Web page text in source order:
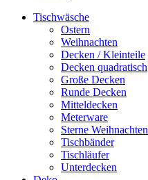
Tischwäsche
Ostern
Weihnachten
Decken / Kleinteile
Decken quadratisch
Große Decken
Runde Decken
Mitteldecken
Meterware
Sterne Weihnachten
Tischbänder
Tischläufer
Unterdecken